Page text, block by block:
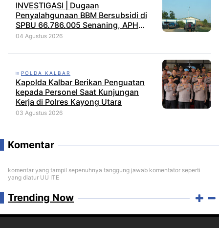
INVESTIGASI | Dugaan
Penyalahgunaan BBM Bersubsidi di
SPBU 66.786.005 Senaning, APH
Jangan Tutup Mata, BPH Migas
04 Agustus 2026
POLDA KALBAR
Kapolda Kalbar Berikan Penguatan
kepada Personel Saat Kunjungan
Kerja di Polres Kayong Utara
03 Agustus 2026
Komentar
komentar yang tampil sepenuhnya tanggung jawab komentator seperti
yang diatur UU ITE
Trending Now